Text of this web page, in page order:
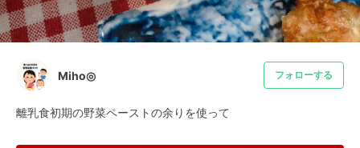
Miho◎ フォローする
離乳食初期の野菜ペーストの余りを使って